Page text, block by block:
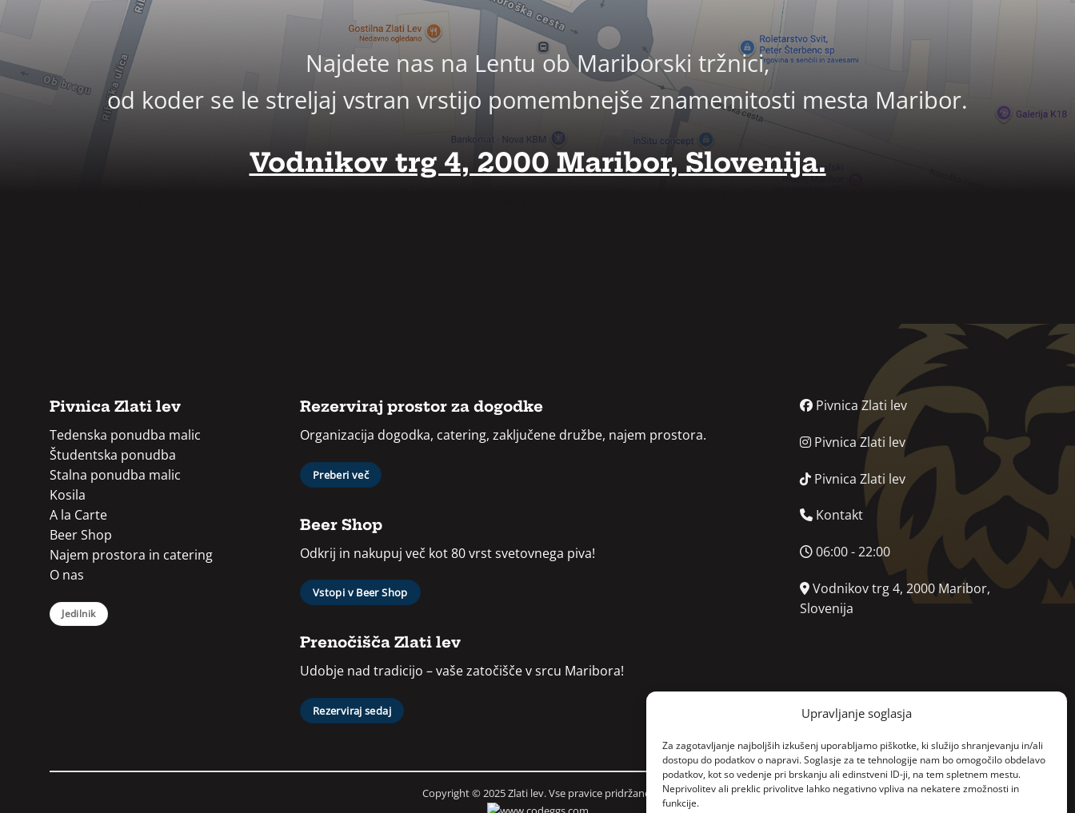
Upravljanje soglasja
Za zagotavljanje najboljših izkušenj uporabljamo piškotke, ki služijo shranjevanju in/ali
dostopu do podatkov o napravi. Soglasje za te tehnologije nam bo omogočilo obdelavo
podatkov, kot so vedenje pri brskanju ali edinstveni ID-ji, na tem spletnem mestu.
Neprivolitev ali preklic privolitve lahko negativno vpliva na nekatere zmožnosti in
funkcije.
Najdete nas na Lentu ob Mariborski tržnici,
od koder se le streljaj vstran vrstijo pomembnejše znamemitosti mesta Maribor.
Vodnikov trg 4, 2000 Maribor, Slovenija.
Pivnica Zlati lev
Tedenska ponudba malic
Študentska ponudba
Stalna ponudba malic
Kosila
A la Carte
Beer Shop
Najem prostora in catering
O nas
Jedilnik
Rezerviraj prostor za dogodke
Organizacija dogodka, catering, zaključene družbe, najem prostora.
Preberi več
Beer Shop
Odkrij in nakupuj več kot 80 vrst svetovnega piva!
Vstopi v Beer Shop
Prenočišča Zlati lev
Udobje nad tradicijo – vaše zatočišče v srcu Maribora!
Rezerviraj sedaj
Pivnica Zlati lev
Pivnica Zlati lev
Pivnica Zlati lev
Kontakt
06:00 - 22:00
Vodnikov trg 4, 2000 Maribor,
Slovenija
Copyright © 2025 Zlati lev. Vse pravice pridržane.